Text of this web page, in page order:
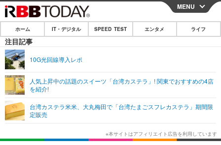
CLOSE
ホーム
IT・デジタル
ネタ
ショッピング その他
SPEED TEST
エンタメ
エンタメTOP
韓国・芸能
ライフ
ライフTOP グルメ
リリース一覧
MENU
ホーム IT・デジタル SPEED TEST エンタメ ライフ
注目記事
10G光回線導入レポ
人気上昇中の話題のスイーツ「台湾カステラ」! 関東でおすすめの4店
を紹介!
台湾カステラ米米、大丸梅田で「台湾たまごスフレカステラ」期間限
定販売